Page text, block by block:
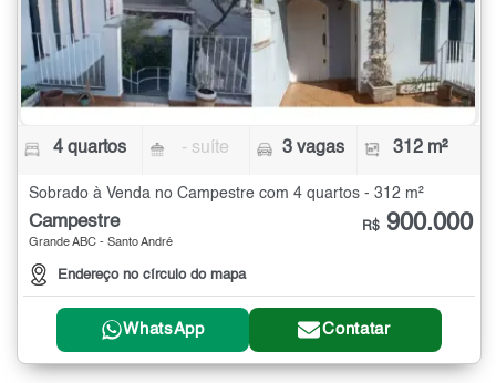
4 quartos - suíte 3 vagas 312 m²
Sobrado à Venda no Campestre com 4 quartos - 312 m²
Campestre
Grande ABC - Santo André
Endereço no círculo do mapa
R$ 900.000
WhatsApp Contatar